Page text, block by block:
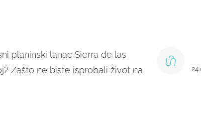
planinski lanac Sierra de las
Zašto ne biste isprobali život na